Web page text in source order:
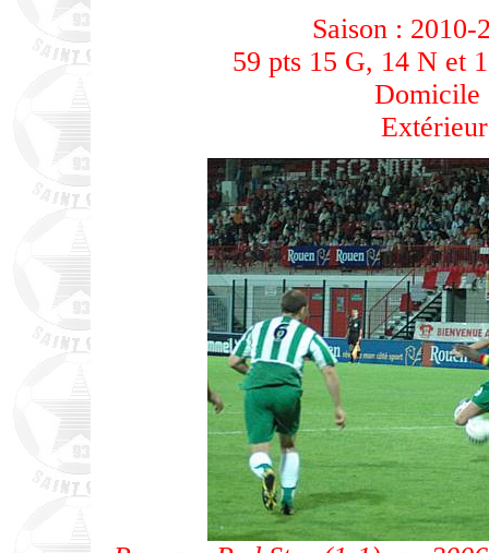
Saison : 2010-
59 pts 15 G, 14 N et
Domicile